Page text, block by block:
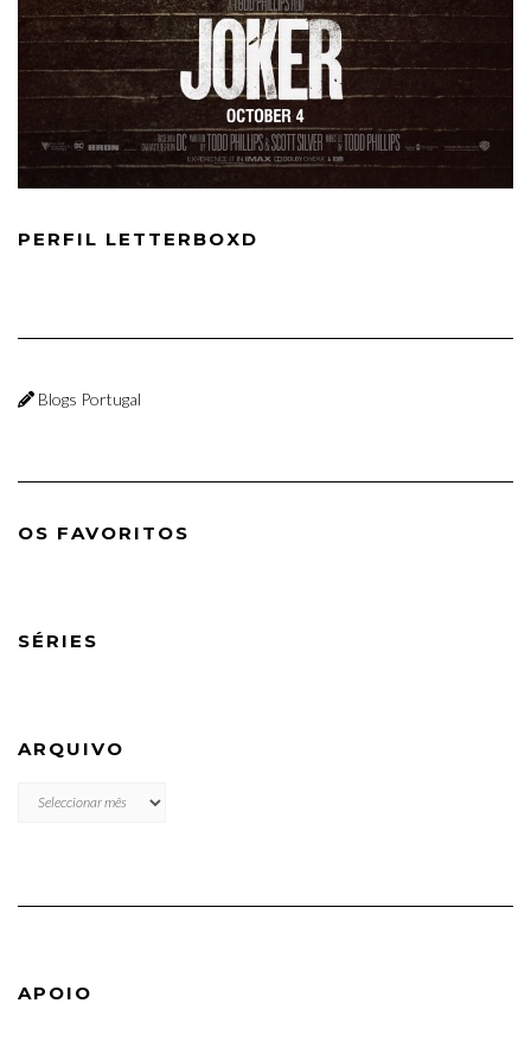
PERFIL LETTERBOXD
Blogs Portugal
OS FAVORITOS
SÉRIES
ARQUIVO
ARQUIVO
APOIO